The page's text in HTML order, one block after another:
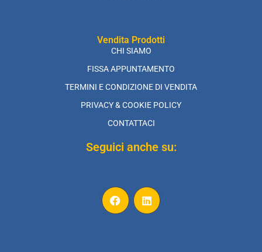
Vendita Prodotti
CHI SIAMO
FISSA APPUNTAMENTO
TERMINI E CONDIZIONE DI VENDITA
PRIVACY & COOKIE POLICY
CONTATTACI
Seguici anche su: